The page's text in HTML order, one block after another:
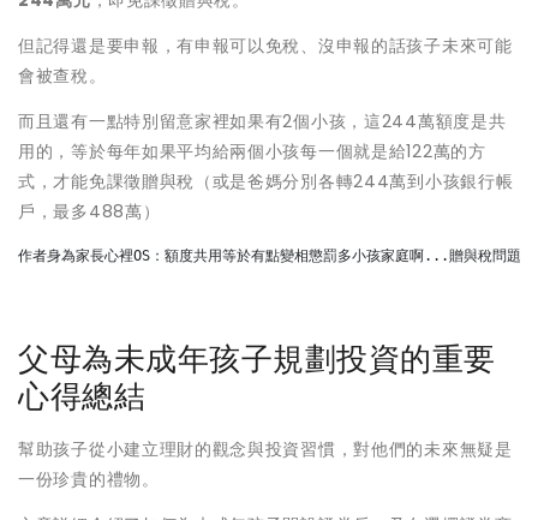
但記得還是要申報，有申報可以免稅、沒申報的話孩子未來可能
會被查稅。
而且還有一點特別留意家裡如果有2個小孩，這244萬額度是共
用的，等於每年如果平均給兩個小孩每一個就是給122萬的方
式，才能免課徵贈與稅（或是爸媽分別各轉244萬到小孩銀行帳
戶，最多488萬）
作者身為家長心裡OS：額度共用等於有點變相懲罰多小孩家庭啊...贈與稅問題
父母為未成年孩子規劃投資的重要
心得總結
幫助孩子從小建立理財的觀念與投資習慣，對他們的未來無疑是
一份珍貴的禮物。